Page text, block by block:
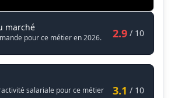
marchéAnimateur socio-sportif /
pour ce métier en 2026. 2.9 / 10
socio-sportif / Animatrice socio-
salariale pour ce métier
3.1 / 10